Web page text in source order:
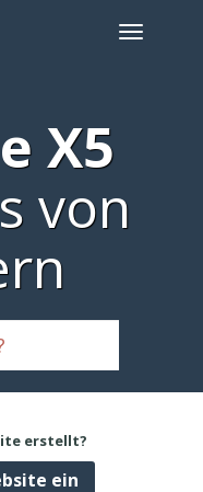
X5
von
erstellt?
ein